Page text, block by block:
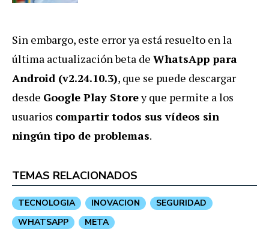
Sin embargo, este error ya está resuelto en la
última actualización beta de WhatsApp para
Android (v2.24.10.3), que se puede descargar
desde Google Play Storey que permite a los
usuarios compartir todos sus vídeos sin
ningún tipo de problemas.
TEMAS RELACIONADOS
TECNOLOGIA INOVACION
SEGURIDAD
WHATSAPP
META